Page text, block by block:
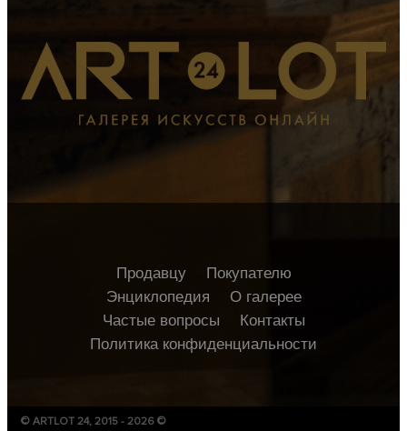
Продавцу
Покупателю
Энциклопедия
О галерее
Частые вопросы
Контакты
Политика конфиденциальности
© ARTLOT 24, 2015 - 2026 ©